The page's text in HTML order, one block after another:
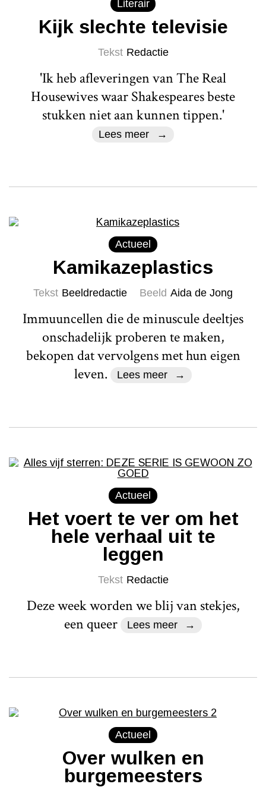
Literair
Kijk slechte televisie
Tekst Redactie
'Ik heb afleveringen van The Real
Housewives waar Shakespeares beste
stukken niet aan kunnen tippen.'
Lees meer
Actueel
Kamikazeplastics
Tekst Beeldredactie Beeld Aida de Jong
Immuuncellen die de minuscule deeltjes
onschadelijk proberen te maken,
bekopen dat vervolgens met hun eigen
leven.
Lees meer
Actueel
Het voert te ver om het
hele verhaal uit te
leggen
Tekst Redactie
Deze week worden we blij van stekjes,
een queer
Lees meer
Actueel
Over wulken en
burgemeesters